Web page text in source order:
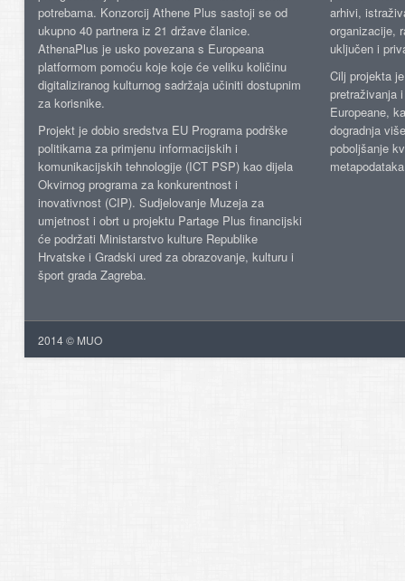
potrebama. Konzorcij Athene Plus sastoji se od
ukupno 40 partnera iz 21 države članice.
AthenaPlus je usko povezana s Europeana
platformom pomoću koje koje će veliku količinu
digitaliziranog kulturnog sadržaja učiniti dostupnim
za korisnike.
Projekt je dobio sredstva EU Programa podrške
politikama za primjenu informacijskih i
komunikacijskih tehnologije (ICT PSP) kao dijela
Okvirnog programa za konkurentnost i
inovativnost (CIP). Sudjelovanje Muzeja za
umjetnost i obrt u projektu Partage Plus financijski
će podržati Ministarstvo kulture Republike
Hrvatske i Gradski ured za obrazovanje, kulturu i
šport grada Zagreba.
arhivi,
organizacije,
uključen i
Cilj projekta
pretraživanja
Europeane,
dogradnja
poboljšanje
2014 © MUO